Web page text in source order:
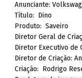
Anunciante:
Título: Dino
Produto: Saveiro
Diretor Geral de
Diretor Executivo de
Diretor de Criação:
Criação: Rodrigo